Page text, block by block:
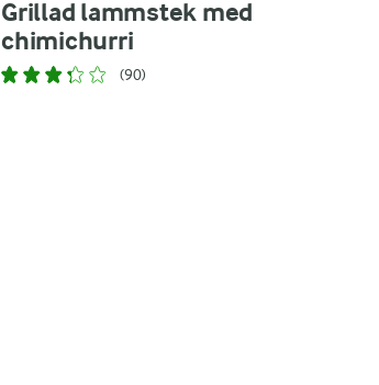
Grillad lammstek med
chimichurri
(90)